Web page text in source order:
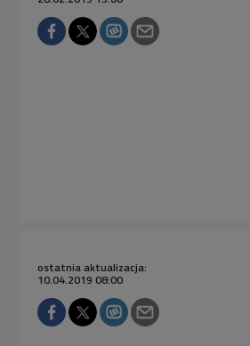
ostatnia aktualizacja:
10.04.2019 08:00